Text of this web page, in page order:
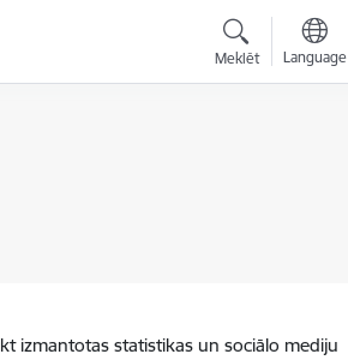
Meklēt Language
izmantotas statistikas un sociālo mediju